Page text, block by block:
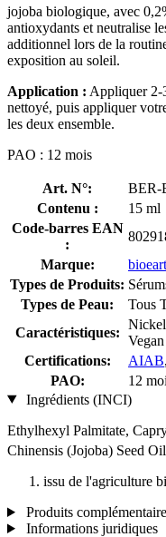
jojoba biologique, avec
antioxydants et neutralise
additionnel lors de la
exposition au soleil.
Application : Appliquer 2-
nettoyé, puis appliquer
les deux ensemble.
PAO : 12 mois
Art. N°:
BER-
Contenu :
15 ml
Code-barres EAN
:
Marque:
Types de Produits:
Types de Peau:
Tous
Caractéristiques:
Vegan
Certifications:
AIAB,
PAO:
12
Ingrédients (INCI)
Ethylhexyl Palmitate,
Chinensis (Jojoba) Seed Oil
issu de l'agriculture
Produits
Informations juridiques